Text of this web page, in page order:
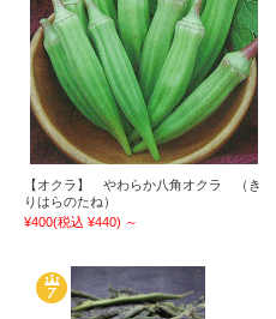
【オクラ】 やわらか八角オクラ （き
りはらのたね）
¥400(税込 ¥440) ～